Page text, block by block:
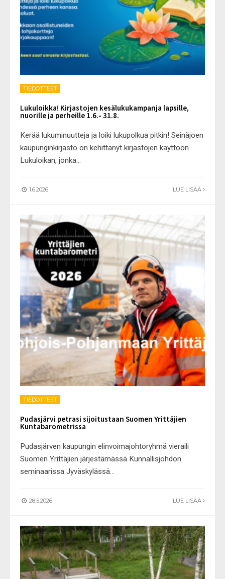
TIEDOTTEET
Lukuloikka! Kirjastojen kesälukukampanja lapsille,
nuorille ja perheille 1.6.- 31.8.
Kerää lukuminuutteja ja loiki lukupolkua pitkin! Seinäjoen
kaupunginkirjasto on kehittänyt kirjastojen käyttöön
Lukuloikan, jonka
1.6.2026 LUE LISÄÄ
TIEDOTTEET
Pudasjärvi petrasi sijoitustaan Suomen Yrittäjien
Kuntabarometrissa
Pudasjärven kaupungin elinvoimajohtoryhmä vieraili
Suomen Yrittäjien järjestämässä Kunnallisjohdon
seminaarissa Jyväskylässä...
28.5.2026 LUE LISÄÄ